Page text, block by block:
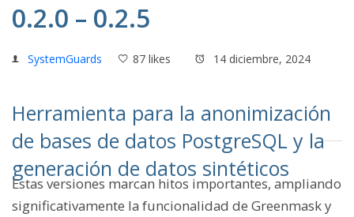
0.2.0 – 0.2.5
SystemGuards 87 likes 14 diciembre, 2024
Herramienta para la anonimización
de bases de datos PostgreSQL y la
generación de datos sintéticos
Estas versiones marcan hitos importantes, ampliando
significativamente la funcionalidad de Greenmask y